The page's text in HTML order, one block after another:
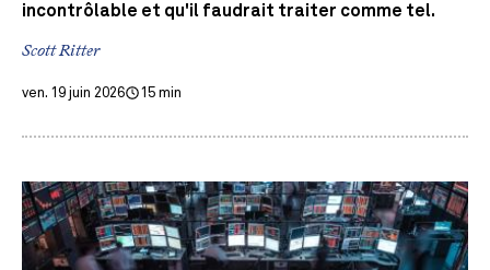
incontrôlable et qu'il faudrait traiter comme tel.
Scott Ritter
ven. 19 juin 2026 15 min